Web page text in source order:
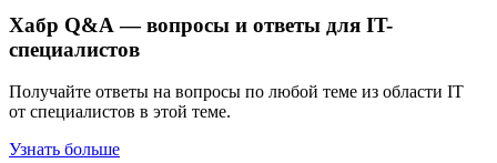
Хабр Q&A — вопросы и ответы для IT-
специалистов
Получайте ответы на вопросы по любой теме из области IT
от специалистов в этой теме.
Узнать больше